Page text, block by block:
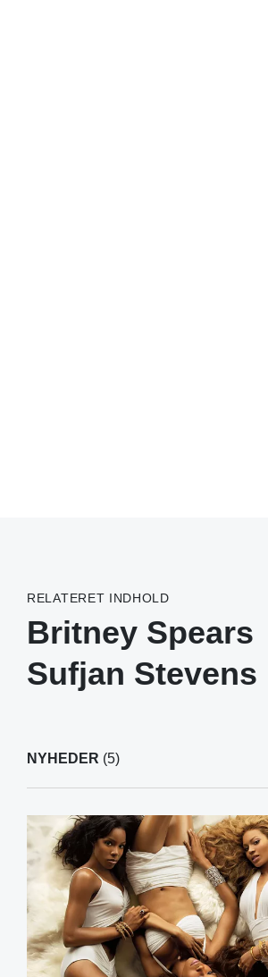
RELATERET INDHOLD
Britney Spears
Sufjan Stevens
NYHEDER (5)